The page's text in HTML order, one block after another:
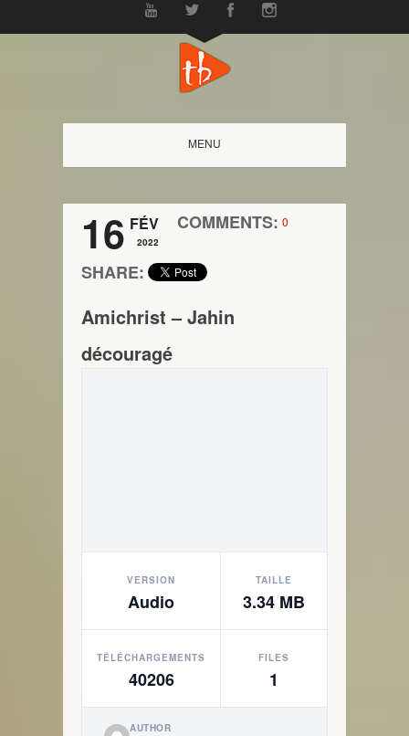
MENU
16 FÉV
2022
COMMENTS: 0
SHARE:
Amichrist – Jahin
découragé
VERSION
Audio
TAILLE
3.34 MB
TÉLÉCHARGEMENTS
40206
FILES
1
AUTHOR